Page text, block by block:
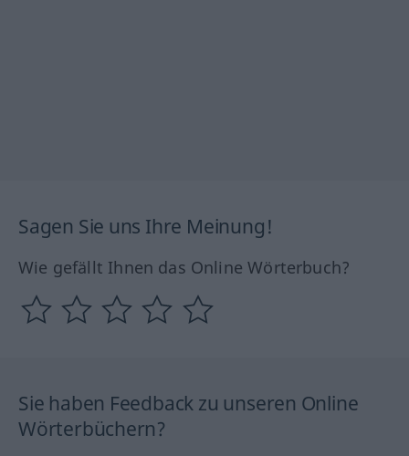
Sagen Sie uns Ihre Meinung!
Wie gefällt Ihnen das Online Wörterbuch?
Sie haben Feedback zu unseren Online
Wörterbüchern?